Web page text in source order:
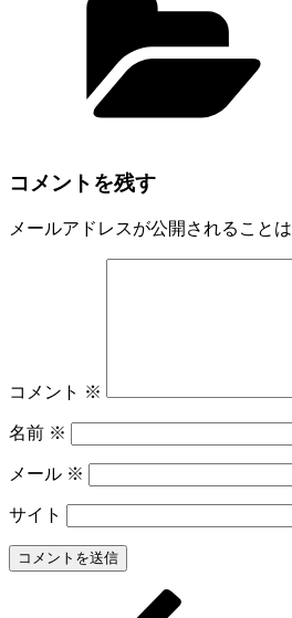
コメントを残す
メールアドレスが公開されることは
コメント ※
名前 ※
メール ※
サイト